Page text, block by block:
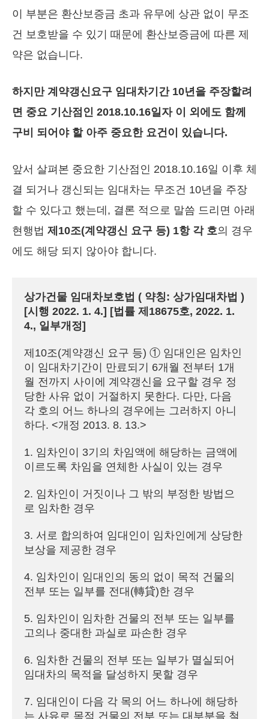
이 부분은 환산보증금 초과 유무에 상관 없이 무조
건 보호받을 수 있기 때문에 환산보증금에 따른 제
약은 없습니다.
하지만 계약갱신요구 임대차기간 10년을 주장할려
면 중요 기산점인 2018.10.16일자 이 외에도 함께
구비 되어야 할 아주 중요한 요건이 있습니다.
앞서 살펴본 중요한 기산점인 2018.10.16일 이후 체
결 되거나 갱신되는 임대차는 무조건 10년을 주장
할 수 있다고 했는데, 결론 적으로 말씀 드리면 아래
현행법 제10조(계약갱신 요구 등) 1항 각 호의 경우
에도 해당 되지 않아야 합니다.
상가건물 임대차보호법 ( 약칭: 상가임대차법 )
[시행 2022. 1. 4.] [법률 제18675호, 2022. 1.
4., 일부개정]
제10조(계약갱신 요구 등) ① 임대인은 임차인
이 임대차기간이 만료되기 6개월 전부터 1개
월 전까지 사이에 계약갱신을 요구할 경우 정
당한 사유 없이 거절하지 못한다. 다만, 다음
각 호의 어느 하나의 경우에는 그러하지 아니
하다. <개정 2013. 8. 13.>
1. 임차인이 3기의 차임액에 해당하는 금액에
이르도록 차임을 연체한 사실이 있는 경우
2. 임차인이 거짓이나 그 밖의 부정한 방법으
로 임차한 경우
3. 서로 합의하여 임대인이 임차인에게 상당한
보상을 제공한 경우
4. 임차인이 임대인의 동의 없이 목적 건물의
전부 또는 일부를 전대(轉貸)한 경우
5. 임차인이 임차한 건물의 전부 또는 일부를
고의나 중대한 과실로 파손한 경우
6. 임차한 건물의 전부 또는 일부가 멸실되어
임대차의 목적을 달성하지 못할 경우
7. 임대인이 다음 각 목의 어느 하나에 해당하
는 사유로 목적 건물의 전부 또는 대부분을 철